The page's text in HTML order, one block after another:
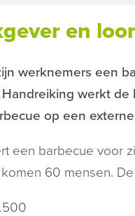
en
werknemers een
werkt
op een
een barbecue voor
60 mensen.